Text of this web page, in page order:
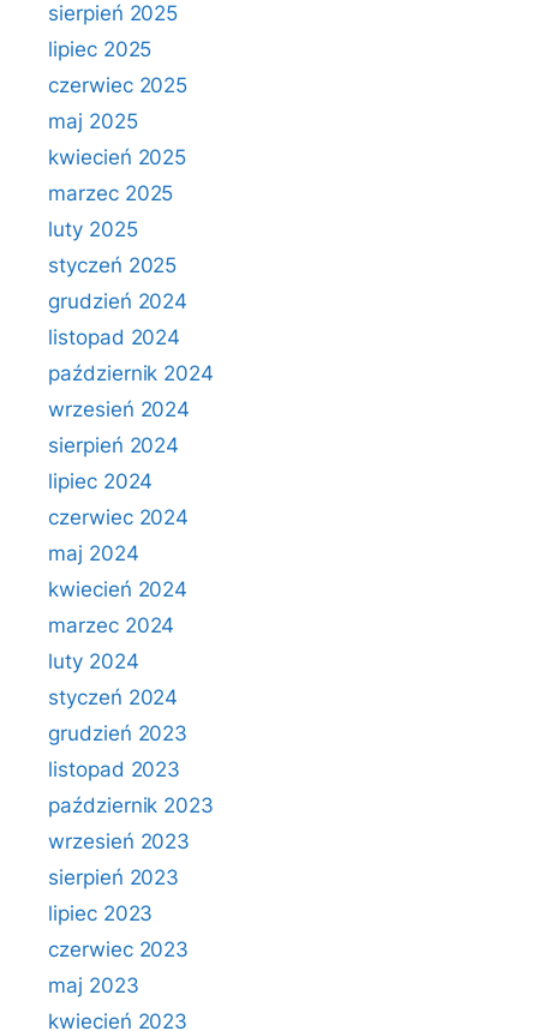
sierpień 2025
lipiec 2025
czerwiec 2025
maj 2025
kwiecień 2025
marzec 2025
luty 2025
styczeń 2025
grudzień 2024
listopad 2024
październik 2024
wrzesień 2024
sierpień 2024
lipiec 2024
czerwiec 2024
maj 2024
kwiecień 2024
marzec 2024
luty 2024
styczeń 2024
grudzień 2023
listopad 2023
październik 2023
wrzesień 2023
sierpień 2023
lipiec 2023
czerwiec 2023
maj 2023
kwiecień 2023